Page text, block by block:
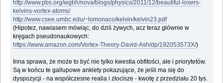
http://www.pbs.org/wgbh/nova/blogs/physics/2011/12/beautiful-losers-
kelvins-vortex-atoms/
http://www.csee.umbc.edu/~lomonaco/kelvin/kelvin23.pdf
(Hipotez, nawiasem mówiąc, do dziś żywych, acz teraz głównie w
kręgach pseudonaukowych:
https://www.amazon.com/Vortex-Theory-David-Ash/dp/192053573X/)
Inna sprawa, że może to być nie tylko kwestia obfitości, ale i priorytetów.
Są w końcu te gallupowe ankiety pokazujące, że jeśli ma się do
dyspozycji - na współczesne realia i złocisze - kwotę z przedziału 20 tys.